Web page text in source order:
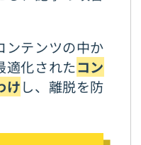
ンテンツの中か
適化されたコン
けし、離脱を防